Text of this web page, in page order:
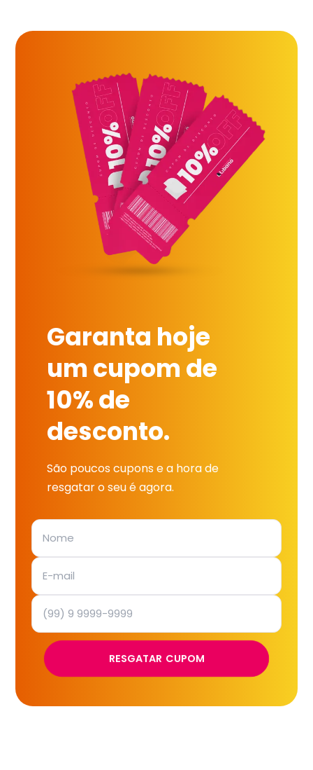
Garanta hoje
um cupom de
10% de
desconto.
São poucos cupons e a hora de
resgatar o seu é agora.
RESGATAR CUPOM